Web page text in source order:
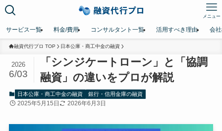
メニュー
サービス一覧 料金/費用 コンサルタント一覧 活用すべき理由 会
融資代行プロ TOP 日本公庫・商工中金の融資
「シンジケートローン」と「協調
融資」の違いをプロが解説
2026
6/03
日本公庫・商工中金の融資 銀行・信用金庫の融資
2025年5月15日 2026年6月3日